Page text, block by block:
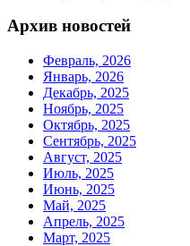
Архив новостей
Февраль, 2026
Январь, 2026
Декабрь, 2025
Ноябрь, 2025
Октябрь, 2025
Сентябрь, 2025
Август, 2025
Июль, 2025
Июнь, 2025
Май, 2025
Апрель, 2025
Март, 2025